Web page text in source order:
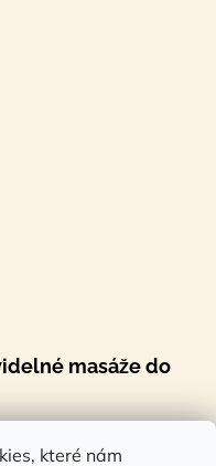
které nám
masáže do
bude bavit